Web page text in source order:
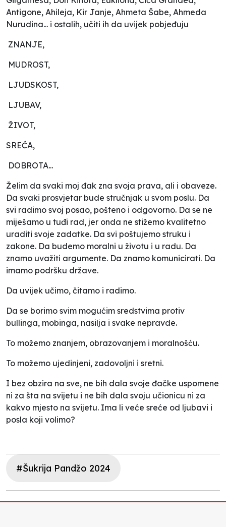
Antigone, Ahileja, Kir Janje, Ahmeta Šabe, Ahmeda
Nurudina... i ostalih, učiti ih da uvijek pobjeđuju
ZNANJE,
MUDROST,
LJUDSKOST,
LJUBAV,
ŽIVOT,
SREĆA,
DOBROTA...
Želim da svaki moj đak zna svoja prava, ali i obaveze.
Da svaki prosvjetar bude stručnjak u svom poslu. Da
svi radimo svoj posao, pošteno i odgovorno. Da se ne
miješamo u tuđi rad, jer onda ne stižemo kvalitetno
uraditi svoje zadatke. Da svi poštujemo struku i
zakone. Da budemo moralni u životu i u radu. Da
znamo uvažiti argumente. Da znamo komunicirati. Da
imamo podršku države.
Da uvijek učimo, čitamo i radimo.
Da se borimo svim mogućim sredstvima protiv
bullinga, mobinga, nasilja i svake nepravde.
To možemo znanjem, obrazovanjem i moralnošću.
To možemo ujedinjeni, zadovoljni i sretni.
I bez obzira na sve, ne bih dala svoje đačke uspomene
ni za šta na svijetu i ne bih dala svoju učionicu ni za
kakvo mjesto na svijetu. Ima li veće sreće od ljubavi i
posla koji volimo?
#Šukrija Pandžo 2024